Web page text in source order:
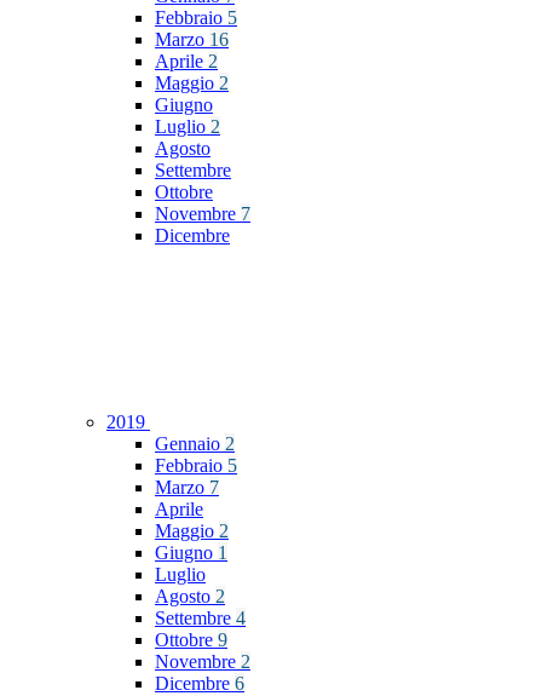
Febbraio 5
Marzo 16
Aprile 2
Maggio 2
Giugno
Luglio 2
Agosto
Settembre
Ottobre
Novembre 7
Dicembre
2019
Gennaio 2
Febbraio 5
Marzo 7
Aprile
Maggio 2
Giugno 1
Luglio
Agosto 2
Settembre 4
Ottobre 9
Novembre 2
Dicembre 6